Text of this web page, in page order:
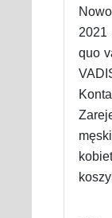
2021
quo